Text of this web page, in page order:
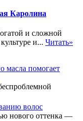
Каролина
и сложной
и... Читать»
масла помогает
волос
нового оттенка —